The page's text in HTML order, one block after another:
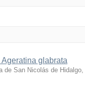
glabrata
de San Nicolás de Hidalgo,